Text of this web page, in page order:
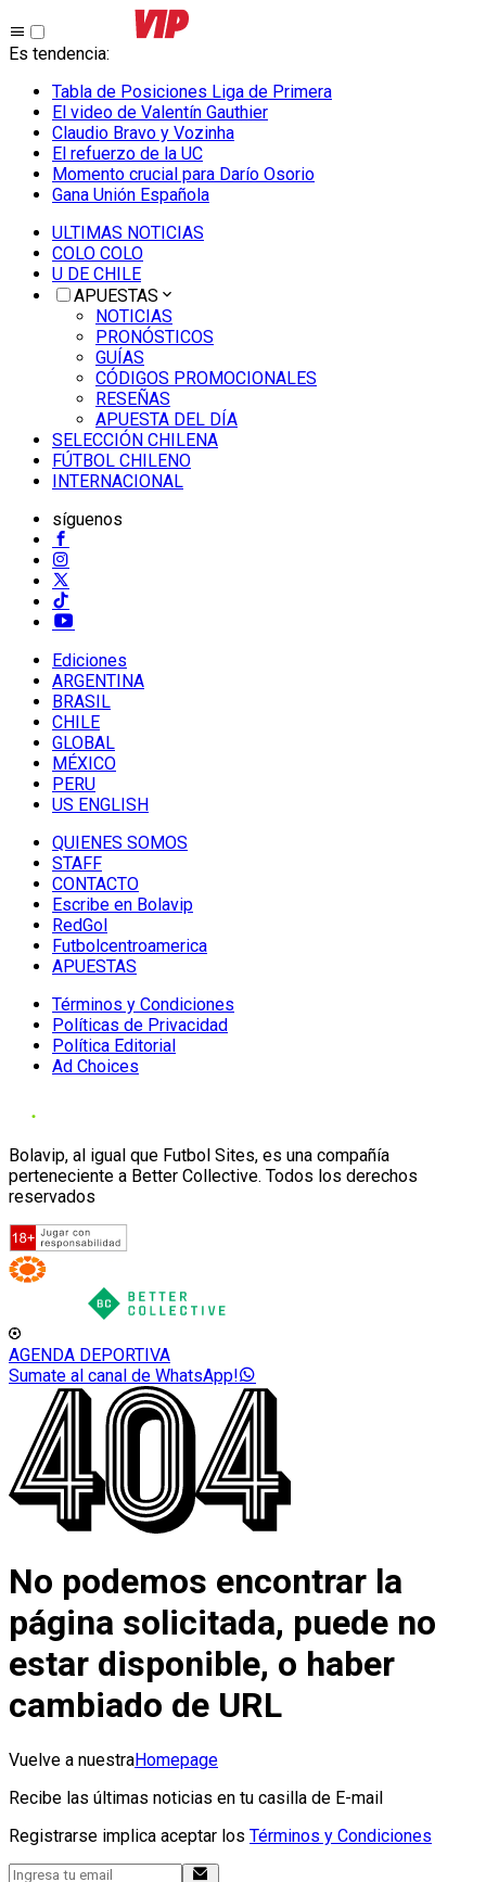
Es tendencia:
Tabla de Posiciones Liga de Primera
El video de Valentín Gauthier
Claudio Bravo y Vozinha
El refuerzo de la UC
Momento crucial para Darío Osorio
Gana Unión Española
ULTIMAS NOTICIAS
COLO COLO
U DE CHILE
APUESTAS
NOTICIAS
PRONÓSTICOS
GUÍAS
CÓDIGOS PROMOCIONALES
RESEÑAS
APUESTA DEL DÍA
SELECCIÓN CHILENA
FÚTBOL CHILENO
INTERNACIONAL
síguenos
Ediciones
ARGENTINA
BRASIL
CHILE
GLOBAL
MÉXICO
PERU
US ENGLISH
QUIENES SOMOS
STAFF
CONTACTO
Escribe en Bolavip
RedGol
Futbolcentroamerica
APUESTAS
Términos y Condiciones
Políticas de Privacidad
Política Editorial
Ad Choices
Bolavip, al igual que Futbol Sites, es una compañía
perteneciente a Better Collective. Todos los derechos
reservados
AGENDA DEPORTIVA
Sumate al canal de WhatsApp!
No podemos encontrar la
página solicitada, puede no
estar disponible, o haber
cambiado de URL
Vuelve a nuestraHomepage
Recibe las últimas noticias en tu casilla de E-mail
Registrarse implica aceptar los Términos y Condiciones